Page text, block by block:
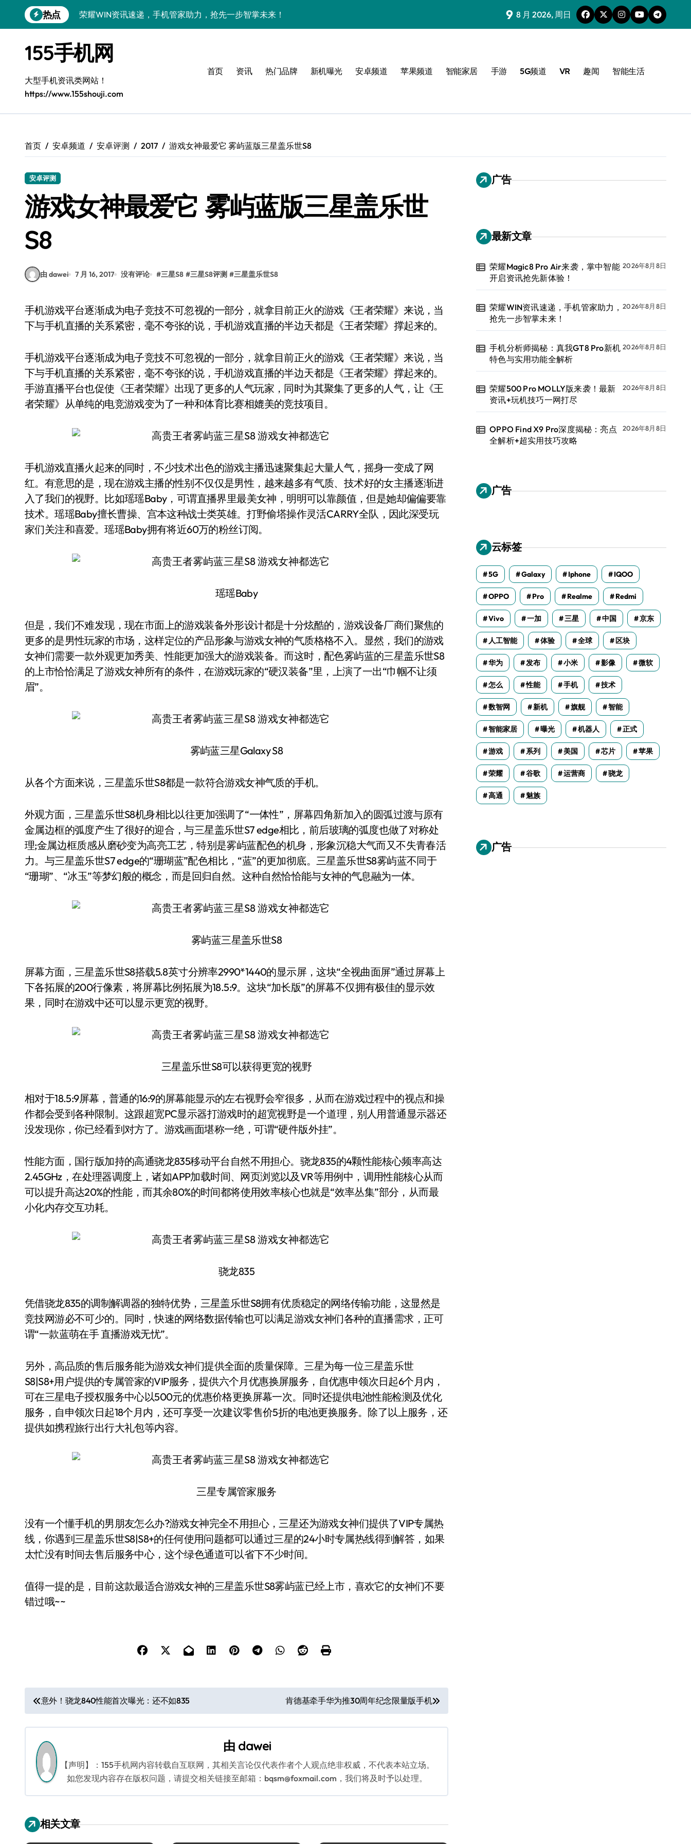
到
热点
荣耀WIN资讯速递，手机管家助力，抢先一步智掌未来！
荣耀500 Pro MOLLY版来袭！最新资讯+玩机技巧一网打尽
OPPO Find X9 Pro深度揭秘：亮点全解析+超实用技巧攻略
vivo S50 Pro mini来袭：小屏旗舰，亮点纷呈速来围观！
荣耀ROBOT PHONE：智领生活，资讯一手轻松掌控！
iPhone 17e重磅来袭：性能配置大升级，亮点全解析！
荣耀Magic8 Pro Air来袭，掌中智能开启资讯抢先新体验！
9 8 月 2026, 周日
155手机网
大型手机资讯类网站！
https://www.155shouji.com
首页 资讯 热门品牌 新机曝光 安卓频道 苹果频道 智能家居 手游 5G频道 VR 趣闻 智能生活
首页 安卓频道 安卓评测 2017 游戏女神最爱它 雾屿蓝版三星盖乐世S8
安卓评测
游戏女神最爱它 雾屿蓝版三星盖乐世
S8
由 dawei 7 月 16, 2017 没有评论 #三星S8 #三星S8评测 #三星盖乐世S8
手机游戏平台逐渐成为电子竞技不可忽视的一部分，就拿目前正火的游戏《王者荣耀》来说，当
下与手机直播的关系紧密，毫不夸张的说，手机游戏直播的半边天都是《王者荣耀》撑起来的。
手机游戏平台逐渐成为电子竞技不可忽视的一部分，就拿目前正火的游戏《王者荣耀》来说，当
下与手机直播的关系紧密，毫不夸张的说，手机游戏直播的半边天都是《王者荣耀》撑起来的。
手游直播平台也促使《王者荣耀》出现了更多的人气玩家，同时为其聚集了更多的人气，让《王
者荣耀》从单纯的电竞游戏变为了一种和体育比赛相媲美的竞技项目。
手机游戏直播火起来的同时，不少技术出色的游戏主播迅速聚集起大量人气，摇身一变成了网
红。有意思的是，现在游戏主播的性别不仅仅是男性，越来越多有气质、技术好的女主播逐渐进
入了我们的视野。比如瑶瑶Baby，可谓直播界里最美女神，明明可以靠颜值，但是她却偏偏要靠
技术。瑶瑶Baby擅长曹操、宫本这种战士类英雄。打野偷塔操作灵活CARRY全队，因此深受玩
家们关注和喜爱。瑶瑶Baby拥有将近60万的粉丝订阅。
瑶瑶Baby
但是，我们不难发现，现在市面上的游戏装备外形设计都是十分炫酷的，游戏设备厂商们聚焦的
更多的是男性玩家的市场，这样定位的产品形象与游戏女神的气质格格不入。显然，我们的游戏
女神们需要一款外观更加秀美、性能更加强大的游戏装备。而这时，配色雾屿蓝的三星盖乐世S8
的上市恰恰满足了游戏女神所有的条件，在游戏玩家的“硬汉装备”里，上演了一出“巾帼不让须
眉”。
雾屿蓝三星Galaxy S8
从各个方面来说，三星盖乐世S8都是一款符合游戏女神气质的手机。
外观方面，三星盖乐世S8机身相比以往更加强调了“一体性”，屏幕四角新加入的圆弧过渡与原有
金属边框的弧度产生了很好的迎合，与三星盖乐世S7 edge相比，前后玻璃的弧度也做了对称处
理;金属边框质感从磨砂变为高亮工艺，特别是雾屿蓝配色的机身，形象沉稳大气而又不失青春活
力。与三星盖乐世S7 edge的“珊瑚蓝”配色相比，“蓝”的更加彻底。三星盖乐世S8雾屿蓝不同于
“珊瑚”、“冰玉”等梦幻般的概念，而是回归自然。这种自然恰恰能与女神的气息融为一体。
雾屿蓝三星盖乐世S8
屏幕方面，三星盖乐世S8搭载5.8英寸分辨率2990*1440的显示屏，这块“全视曲面屏”通过屏幕上
下各拓展的200行像素，将屏幕比例拓展为18.5:9。这块“加长版”的屏幕不仅拥有极佳的显示效
果，同时在游戏中还可以显示更宽的视野。
三星盖乐世S8可以获得更宽的视野
相对于18.5:9屏幕，普通的16:9的屏幕能显示的左右视野会窄很多，从而在游戏过程中的视点和操
作都会受到各种限制。这跟超宽PC显示器打游戏时的超宽视野是一个道理，别人用普通显示器还
没发现你，你已经看到对方了。游戏画面堪称一绝，可谓“硬件版外挂”。
性能方面，国行版加持的高通骁龙835移动平台自然不用担心。骁龙835的4颗性能核心频率高达
2.45GHz，在处理器调度上，诸如APP加载时间、网页浏览以及VR等用例中，调用性能核心从而
可以提升高达20%的性能，而其余80%的时间都将使用效率核心也就是“效率丛集”部分，从而最
小化内存交互功耗。
骁龙835
凭借骁龙835的调制解调器的独特优势，三星盖乐世S8拥有优质稳定的网络传输功能，这显然是
竞技网游必不可少的。同时，快速的网络数据传输也可以满足游戏女神们各种的直播需求，正可
谓“一款蓝萌在手 直播游戏无忧”。
另外，高品质的售后服务能为游戏女神们提供全面的质量保障。三星为每一位三星盖乐世
S8|S8+用户提供的专属管家的VIP服务，提供六个月优惠换屏服务，自优惠申领次日起6个月内，
可在三星电子授权服务中心以500元的优惠价格更换屏幕一次。同时还提供电池性能检测及优化
服务，自申领次日起18个月内，还可享受一次建议零售价5折的电池更换服务。除了以上服务，还
提供如携程旅行出行大礼包等内容。
三星专属管家服务
没有一个懂手机的男朋友怎么办?游戏女神完全不用担心，三星还为游戏女神们提供了VIP专属热
线，你遇到三星盖乐世S8|S8+的任何使用问题都可以通过三星的24小时专属热线得到解答，如果
太忙没有时间去售后服务中心，这个绿色通道可以省下不少时间。
值得一提的是，目前这款最适合游戏女神的三星盖乐世S8雾屿蓝已经上市，喜欢它的女神们不要
错过哦~~
文
章
导
航
意外！骁龙840性能首次曝光：还不如835 肯德基牵手华为推30周年纪念限量版手机
由 dawei
【声明】：155手机网内容转载自互联网，其相关言论仅代表作者个人观点绝非权威，不代表本站立场。
如您发现内容存在版权问题，请提交相关链接至邮箱：bqsm@foxmail.com，我们将及时予以处理。
相关文章
广告
最新文章
荣耀Magic8 Pro Air来袭，掌中智能
开启资讯抢先新体验！
2026年8月8日
荣耀WIN资讯速递，手机管家助力，
抢先一步智掌未来！
2026年8月8日
手机分析师揭秘：真我GT8 Pro新机
特色与实用功能全解析
2026年8月8日
荣耀500 Pro MOLLY版来袭！最新
资讯+玩机技巧一网打尽
2026年8月8日
OPPO Find X9 Pro深度揭秘：亮点
全解析+超实用技巧攻略
2026年8月8日
广告
云标签
5G Galaxy Iphone IQOO
OPPO Pro Realme Redmi
Vivo 一加 三星 中国 京东
人工智能 体验 全球 区块
华为 发布 小米 影像 微软
怎么 性能 手机 技术
数智网 新机 旗舰 智能
智能家居 曝光 机器人 正式
游戏 系列 美国 芯片 苹果
荣耀 谷歌 运营商 骁龙
高通 魅族
广告